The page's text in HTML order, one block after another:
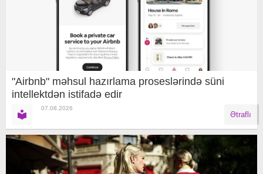
"Airbnb" məhsul hazırlama proseslərində süni
intellektdən istifadə edir
07.08.2026
Ətraflı